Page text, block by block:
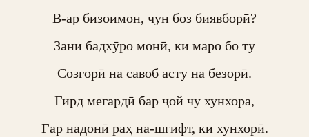
В-ар бизоимон, чун боз биявборӣ?
Зани бадхӯро монӣ, ки маро бо ту
Созгорӣ на савоб асту на безорӣ.
Гирд мегардӣ бар ҷой чу хунхора,
Гар надонӣ раҳ на-шгифт, ки хунхорӣ.